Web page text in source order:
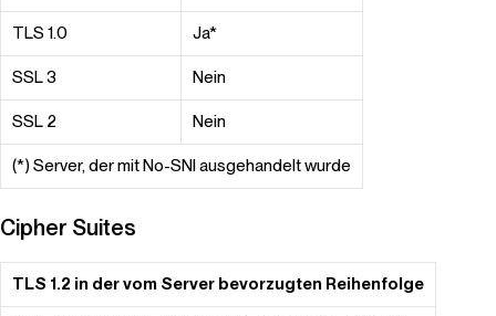
TLS 1.0 Ja*
SSL 3 Nein
SSL 2 Nein
(*) Server, der mit No-SNI ausgehandelt wurde
Cipher Suites
TLS 1.2 in der vom Server bevorzugten Reihenfolge